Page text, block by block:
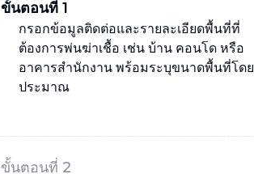
ขั้นตอนที่ 1
กรอกข้อมูลติดต่อและรายละเอียดพื้นที่ที่
ต้องการพ่นฆ่าเชื้อ เช่น บ้าน คอนโด หรือ
อาคารสำนักงาน พร้อมระบุขนาดพื้นที่โดย
ประมาณ
ขั้นตอนที่ 2